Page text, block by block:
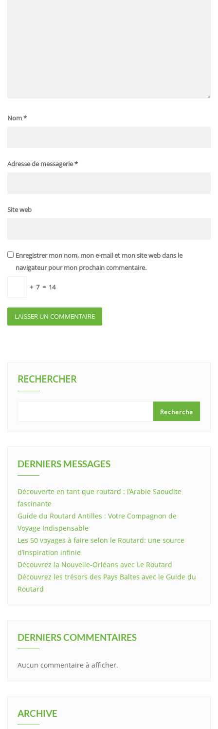
Nom*
Adresse de messagerie*
Site web
Enregistrer mon nom, mon e-mail et mon site web dans le
navigateur pour mon prochain commentaire.
+ 7 = 14
RECHERCHER
Recherche
DERNIERS MESSAGES
Découverte en tant que routard : l’Arabie Saoudite
fascinante
Guide du Routard Antilles : Votre Compagnon de
Voyage Indispensable
Les 50 voyages à faire selon le Routard: une source
d’inspiration infinie
Découvrez la Nouvelle-Orléans avec Le Routard
Découvrez les trésors des Pays Baltes avec le Guide du
Routard
DERNIERS COMMENTAIRES
Aucun commentaire à afficher.
ARCHIVE